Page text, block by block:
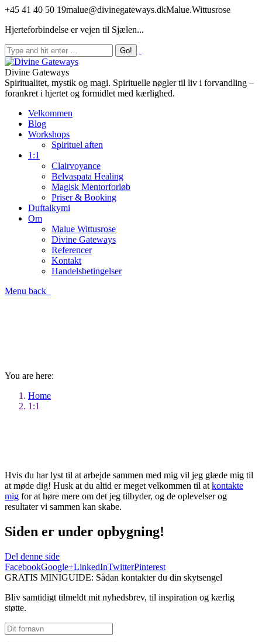
+45 41 40 50 19malue@divinegateways.dkMalue.Wittusrose
Hjerteforbindelse er vejen til Sjælen...
Divine Gateways
Spiritualitet, mystik og magi. Spirituelle nøgler til liv i forvandling –
forankret i hjertet og formidlet med kærlighed.
Velkommen
Blog
Workshops
Spirituel aften
1:1
Clairvoyance
Belvaspata Healing
Magisk Mentorforløb
Priser & Booking
Duftalkymi
Om
Malue Wittusrose
Divine Gateways
Referencer
Kontakt
Handelsbetingelser
Menu back
You are here:
Home
1:1
Hvis du har lyst til at arbejde sammen med mig vil jeg glæde mig til
at møde dig! Husk at du altid er meget velkommen til atkontakte
mig for at høre mere om det jeg tilbyder, og de oplevelser og
resultater vi sammen kan skabe.
Siden er under opbygning!
Del denne side
FacebookGoogle+LinkedInTwitterPinterest
GRATIS MINIGUIDE: Sådan kontakter du din skytsengel
Bliv samtidigt tilmeldt mit nyhedsbrev, til inspiration og kærlig
støtte.